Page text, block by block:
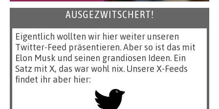
AUSGEZWITSCHERT!
Eigentlich wollten wir hier weiter unseren
Twitter-Feed präsentieren. Aber so ist das mit
Elon Musk und seinen grandiosen Ideen. Ein
Satz mit X, das war wohl nix. Unsere X-Feeds
findet ihr aber hier: